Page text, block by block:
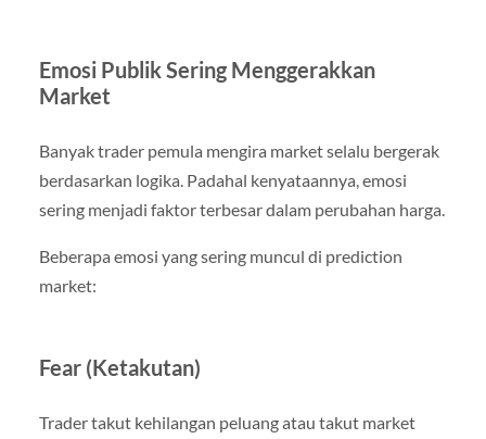
Emosi Publik Sering Menggerakkan
Market
Banyak trader pemula mengira market selalu bergerak
berdasarkan logika. Padahal kenyataannya, emosi
sering menjadi faktor terbesar dalam perubahan harga.
Beberapa emosi yang sering muncul di prediction
market:
Fear (Ketakutan)
Trader takut kehilangan peluang atau takut market